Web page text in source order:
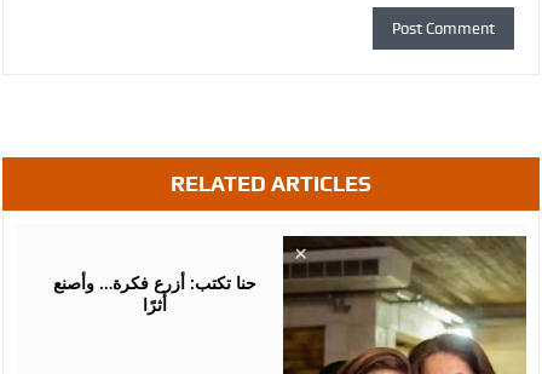
RELATED ARTICLES
حنا تكتب: أزرع فكرة… وأصنع
أثرًا